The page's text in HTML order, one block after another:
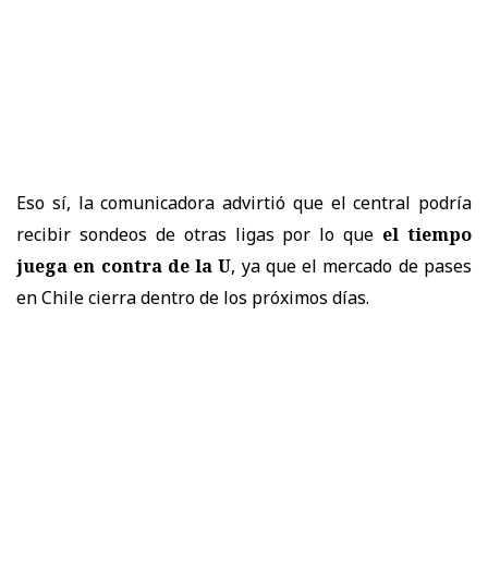
Eso sí, la comunicadora advirtió que el central podría
recibir sondeos de otras ligas por lo que el tiempo
juega en contra de la U, ya que el mercado de pases
en Chile cierra dentro de los próximos días.